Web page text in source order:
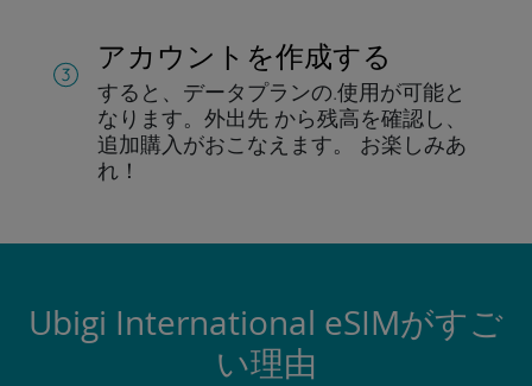
アカウントを作成する
すると、データプランの.使用が可能と
なります。 外出先 から残高を確認し、
追加購入がおこなえます。
お楽しみあ
れ！
Ubigi International eSIMがすご
い理由